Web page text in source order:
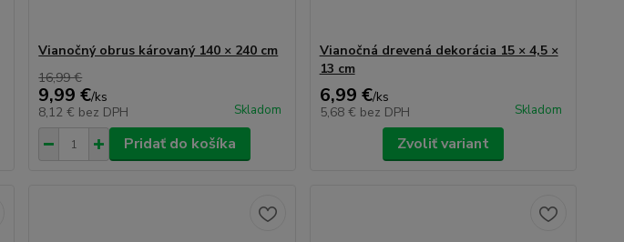
Vianočný obrus károvaný 140 × 240 cm
16,99 €
9,99 €/ks
8,12 € bez DPH Skladom
Pridať do košíka
Vianočná drevená dekorácia 15 × 4,5 ×
13 cm
6,99 €/ks
5,68 € bez DPH Skladom
Zvoliť variant